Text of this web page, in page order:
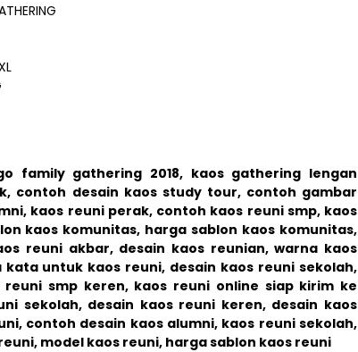
family gathering 2018, kaos gathering lengan
contoh desain kaos study tour, contoh gambar
kaos reuni perak, contoh kaos reuni smp, kaos
kaos komunitas, harga sablon kaos komunitas,
reuni akbar, desain kaos reunian, warna kaos
untuk kaos reuni, desain kaos reuni sekolah,
smp keren, kaos reuni online siap kirim ke
sekolah, desain kaos reuni keren, desain kaos
contoh desain kaos alumni, kaos reuni sekolah,
model kaos reuni, harga sablon kaos reuni